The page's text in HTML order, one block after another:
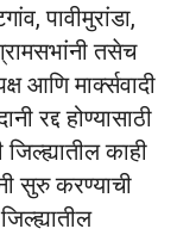
पावीमुरांडा,
तसेच
आणि मार्क्सवादी
रद्द होण्यासाठी
काही
सुरु करण्याची